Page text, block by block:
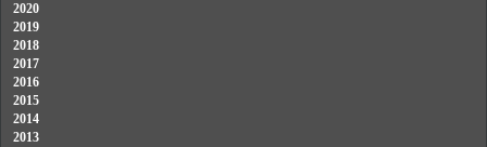
2020
2019
2018
2017
2016
2015
2014
2013